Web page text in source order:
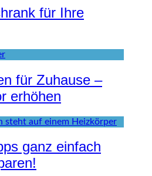
für Ihre
für Zuhause –
erhöhen
ganz einfach